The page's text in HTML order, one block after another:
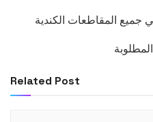
جميع المقاطعات الكندية
Related Post